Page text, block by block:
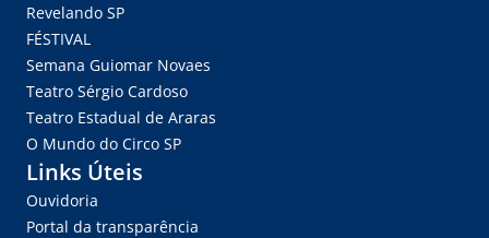
Revelando SP
FÉSTIVAL
Semana Guiomar Novaes
Teatro Sérgio Cardoso
Teatro Estadual de Araras
O Mundo do Circo SP
Links Úteis
Ouvidoria
Portal da transparência